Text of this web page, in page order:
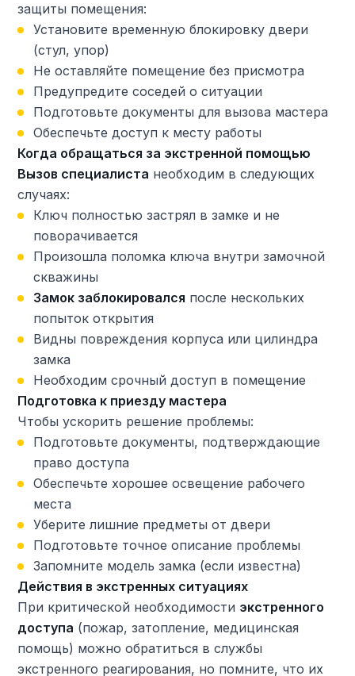
защиты помещения:
Установите временную блокировку двери
(стул, упор)
Не оставляйте помещение без присмотра
Предупредите соседей о ситуации
Подготовьте документы для вызова мастера
Обеспечьте доступ к месту работы
Когда обращаться за экстренной помощью
Вызов специалиста необходим в следующих
случаях:
Ключ полностью застрял в замке и не
поворачивается
Произошла поломка ключа внутри замочной
скважины
Замок заблокировался после нескольких
попыток открытия
Видны повреждения корпуса или цилиндра
замка
Необходим срочный доступ в помещение
Подготовка к приезду мастера
Чтобы ускорить решение проблемы:
Подготовьте документы, подтверждающие
право доступа
Обеспечьте хорошее освещение рабочего
места
Уберите лишние предметы от двери
Подготовьте точное описание проблемы
Запомните модель замка (если известна)
Действия в экстренных ситуациях
При критической необходимости экстренного
доступа (пожар, затопление, медицинская
помощь) можно обратиться в службы
экстренного реагирования, но помните, что их